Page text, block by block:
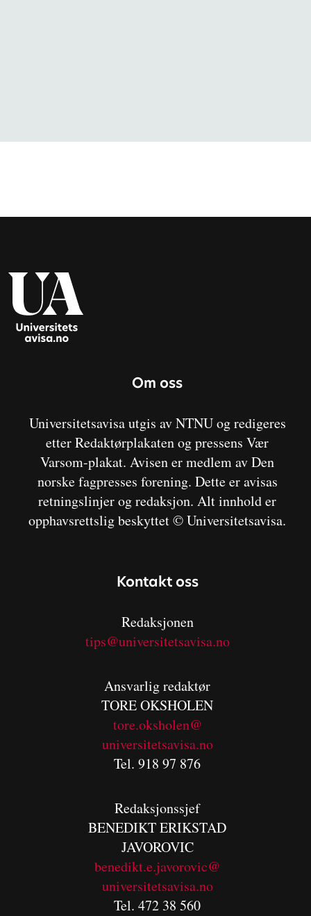
Om oss
Universitetsavisa utgis av NTNU og redigeres
etter Redaktørplakaten og pressens Vær
Varsom-plakat. Avisen er medlem av Den
norske fagpresses forening. Dette er avisas
retningslinjer og redaksjon. Alt innhold er
opphavsrettslig beskyttet © Universitetsavisa.
Kontakt oss
Redaksjonen
tips@universitetsavisa.no
Ansvarlig redaktør
TORE OKSHOLEN
tore.oksholen@
universitetsavisa.no
Tel. 918 97 876
Redaksjonssjef
BENEDIKTERIKSTAD
JAVOROVIC
benedikt.e.javorovic@
universitetsavisa.no
Tel. 472 38 560